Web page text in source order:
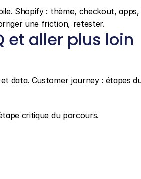
Shopify : thème, checkout,
une friction, retester.
et aller plus loin
data. Customer journey : étapes
critique du parcours.